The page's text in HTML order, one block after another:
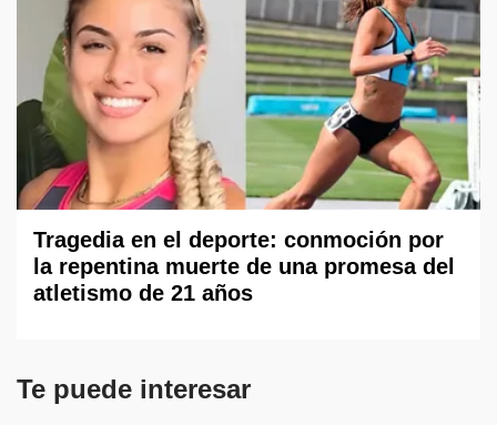
Tragedia en el deporte: conmoción por
la repentina muerte de una promesa del
atletismo de 21 años
Te puede interesar